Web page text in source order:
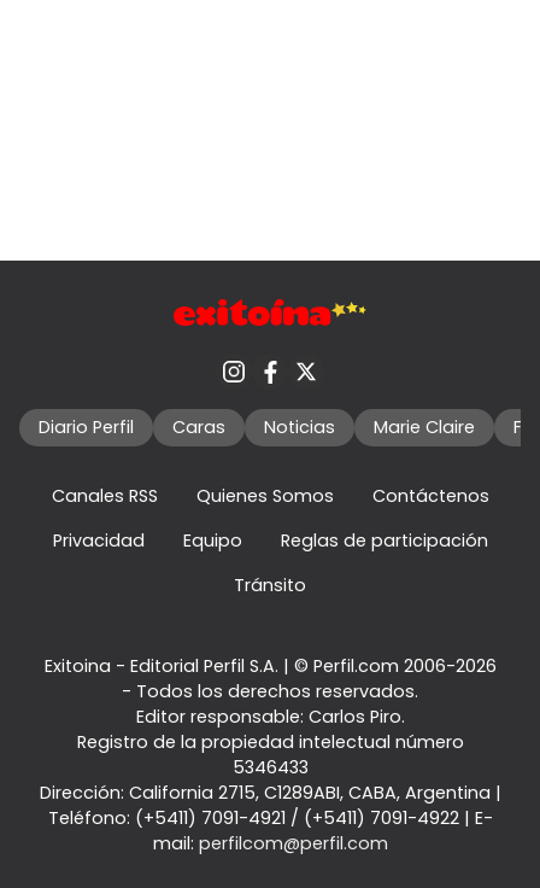
Diario Perfil Caras Noticias Marie Claire
Canales RSS Quienes Somos
Contáctenos
Privacidad
Equipo
Reglas de participación
Tránsito
Exitoina - Editorial Perfil S.A. | © Perfil.com 2006-2026
- Todos los derechos reservados.
Editor responsable: Carlos Piro.
Registro de la propiedad intelectual número
5346433
Dirección: California 2715, C1289ABI, CABA, Argentina |
Teléfono: (+5411) 7091-4921 / (+5411) 7091-4922| E-
mail: perfilcom@perfil.com